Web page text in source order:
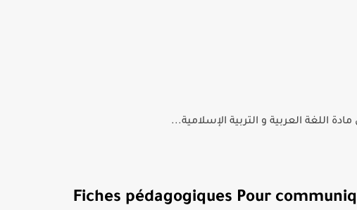
اللغة العربية و التربية الإسلامية...
Fiches pédagogiques Pour